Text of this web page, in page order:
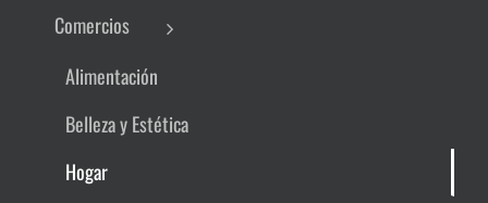
Comercios
Alimentación
Belleza y Estética
Hogar